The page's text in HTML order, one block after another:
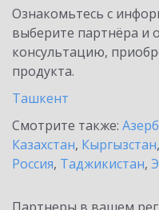
Ознакомьтесь с
выберите партнёра и
консультацию,
продукта.
Ташкент
Смотрите также:
Казахстан, Кыргызстан,
Россия, Таджикистан,